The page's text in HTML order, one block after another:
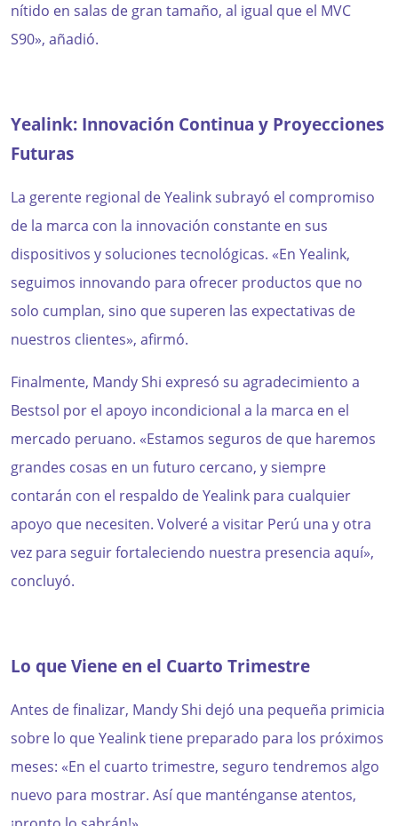
nítido en salas de gran tamaño, al igual que el MVC
S90», añadió.
Yealink: Innovación Continua y Proyecciones
Futuras
La gerente regional de Yealink subrayó el compromiso
de la marca con la innovación constante en sus
dispositivos y soluciones tecnológicas. «En Yealink,
seguimos innovando para ofrecer productos que no
solo cumplan, sino que superen las expectativas de
nuestros clientes», afirmó.
Finalmente, Mandy Shi expresó su agradecimiento a
Bestsol por el apoyo incondicional a la marca en el
mercado peruano. «Estamos seguros de que haremos
grandes cosas en un futuro cercano, y siempre
contarán con el respaldo de Yealink para cualquier
apoyo que necesiten. Volveré a visitar Perú una y otra
vez para seguir fortaleciendo nuestra presencia aquí»,
concluyó.
Lo que Viene en el Cuarto Trimestre
Antes de finalizar, Mandy Shi dejó una pequeña primicia
sobre lo que Yealink tiene preparado para los próximos
meses: «En el cuarto trimestre, seguro tendremos algo
nuevo para mostrar. Así que manténganse atentos,